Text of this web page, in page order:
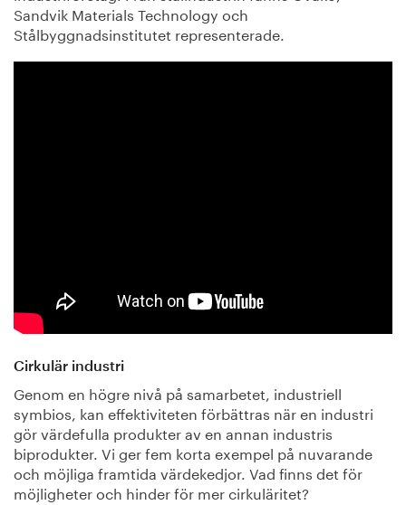
Sandvik Materials Technology och
Stålbyggnadsinstitutet representerade.
Cirkulär industri
Genom en högre nivå på samarbetet, industriell
symbios, kan effektiviteten förbättras när en industri
gör värdefulla produkter av en annan industris
biprodukter. Vi ger fem korta exempel på nuvarande
och möjliga framtida värdekedjor. Vad finns det för
möjligheter och hinder för mer cirkuläritet?